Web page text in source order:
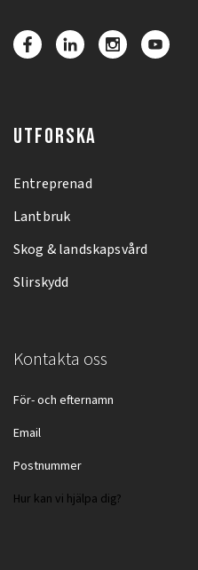
UTFORSKA
Entreprenad
Lantbruk
Skog & landskapsvård
Slirskydd
Kontakta oss